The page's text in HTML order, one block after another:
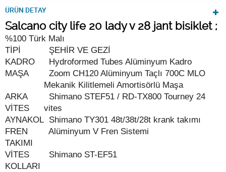
ÜRÜN DETAY
Salcano city life 20 lady v 28 jant bisiklet ;
%100 Türk Malı
TİPİ
ŞEHİR VE GEZİ
KADRO
Hydroformed Tubes Alüminyum Kadro
MAŞA
Zoom CH120 Alüminyum Taçlı 700C MLO
Mekanik Kilitlemeli Amortisörlü Maşa
ARKA
VİTES
Shimano STEF51 / RD-TX800 Tourney 24
vites
AYNAKOL Shimano TY301 48t/38t/28t krank takımı
FREN
TAKIMI
Alüminyum V Fren Sistemi
VİTES
KOLLARI
Shimano ST-EF51